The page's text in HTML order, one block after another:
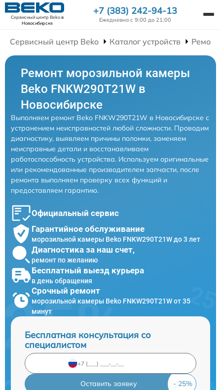
Сервисный центр Bekoв
Новосибирске
+7 (383) 242-94-13
Ежедневно с 9:00 до 21:00
Сервисный центр Beko Каталог устройств
Ремонт морозильной камеры
Beko FNKW290T21W в
Новосибирске
Выполняем ремонт Beko FNKW290T21W в Новосибирске с
устранением неисправностей любой сложности. Проводим
диагностику, выявляем причины поломки, заменяем
неисправные детали и восстанавливаем
работоспособность устройства. Используем оригинальные
или рекомендованные производителем запчасти, после
ремонта выполняем проверку всех функций и
предоставляем гарантию.
Официальный сервис
Гарантийное обслуживание
морозильной камеры Beko FNKW290T21W до 3 лет
Диагностика за наш счет,
ремонт по желанию
Бесплатный выезд курьера
в день обращения
Срочный ремонт
морозильной камеры Beko FNKW290T21W от 35
минут
Бесплатная консультация со
специалистом
Оставить заявку